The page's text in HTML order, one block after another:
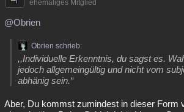
ehemaliges Mitglied
@Obrien
Obrien schrieb:
,,Individuelle Erkenntnis, du sagst es.
jedoch allgemeingültig und nicht vom
abhänig sein.“
Aber, Du kommst zumindest in dieser Form